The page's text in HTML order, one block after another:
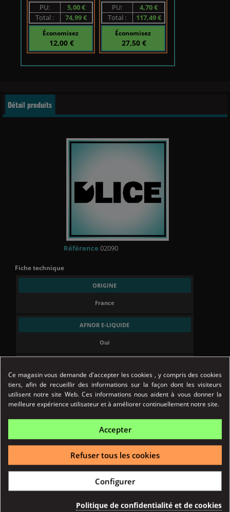
PU:
5,00 €
Total :
74,99 €
Économisez
12,00 €
PU:
4,70 €
Total :
117,49 €
Économisez
27,50 €
Détail produits
Référence 02090
Fiche technique
ORIGINE
France
AFNOR E-LIQUIDE
Oui
Oui
FORMAT
10 ml
70%
TAUX VG
Ce magasin vous demande d'accepter les cookies , y compris des cookies
tiers, afin de recueillir des informations sur la façon dont les visiteurs
utilisent notre site Web. Ces informations nous aident à vous donner la
meilleure expérience utilisateur et à améliorer continuellement notre site.
Accepter
Refuser tous les cookies
Configurer
Politique de confidentialité et de cookies